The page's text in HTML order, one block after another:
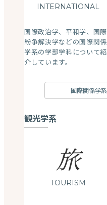
INTERNATIONAL
国際政治学、平和学、国際
紛争解決学などの国際関係
学系の学部学科について紹
介しています。
国際関係学系
観光学系
旅
TOURISM